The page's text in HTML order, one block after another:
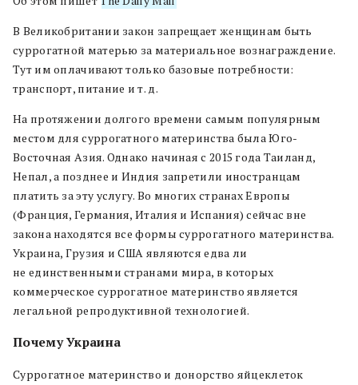
В Великобритании закон запрещает женщинам быть
суррогатной матерью за материальное вознаграждение.
Тут им оплачивают только базовые потребности:
транспорт, питание и т. д.
На протяжении долгого времени самым популярным
местом для суррогатного материнства была Юго-
Восточная Азия. Однако начиная с 2015 года Таиланд,
Непал, а позднее и Индия запретили иностранцам
платить за эту услугу. Во многих странах Европы
(Франция, Германия, Италия и Испания) сейчас вне
закона находятся все формы суррогатного материнства.
Украина, Грузия и США являются едва ли
не единственными странами мира, в которых
коммерческое суррогатное материнство является
легальной репродуктивной технологией.
Почему Украина
Суррогатное материнство и донорство яйцеклеток